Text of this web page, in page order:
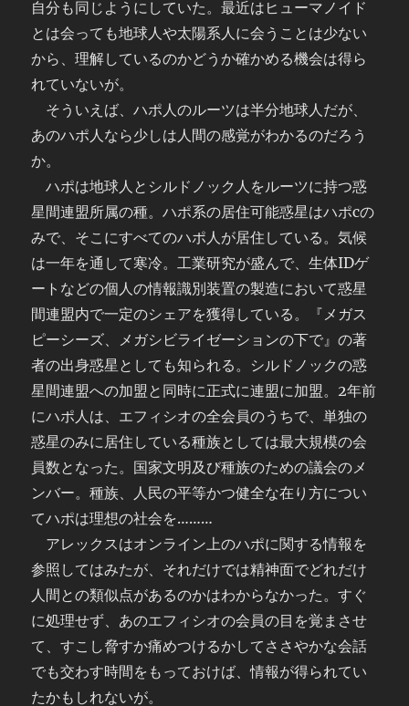
自分も同じようにしていた。最近はヒューマノイド
とは会っても地球人や太陽系人に会うことは少ない
から、理解しているのかどうか確かめる機会は得ら
れていないが。
そういえば、ハポ人のルーツは半分地球人だが、
あのハポ人なら少しは人間の感覚がわかるのだろう
か。
ハポは地球人とシルドノック人をルーツに持つ惑
星間連盟所属の種。ハポ系の居住可能惑星はハポcの
みで、そこにすべてのハポ人が居住している。気候
は一年を通して寒冷。工業研究が盛んで、生体IDゲ
ートなどの個人の情報識別装置の製造において惑星
間連盟内で一定のシェアを獲得している。『メガス
ピーシーズ、メガシビライゼーションの下で』の著
者の出身惑星としても知られる。シルドノックの惑
星間連盟への加盟と同時に正式に連盟に加盟。2年前
にハポ人は、エフィシオの全会員のうちで、単独の
惑星のみに居住している種族としては最大規模の会
員数となった。国家文明及び種族のための議会のメ
ンバー。種族、人民の平等かつ健全な在り方につい
てハポは理想の社会を………
アレックスはオンライン上のハポに関する情報を
参照してはみたが、それだけでは精神面でどれだけ
人間との類似点があるのかはわからなかった。すぐ
に処理せず、あのエフィシオの会員の目を覚まさせ
て、すこし脅すか痛めつけるかしてささやかな会話
でも交わす時間をもっておけば、情報が得られてい
たかもしれないが。